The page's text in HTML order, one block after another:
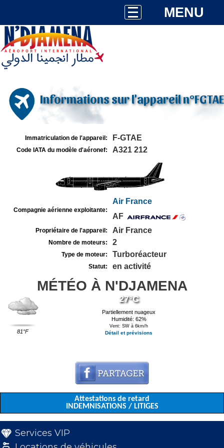
MENU
Informations sur l'appareil n°FGTAE
Immatriculation de l'appareil: F-GTAE
Code IATA du modèle d'aéronef: A321 212
Compagnie aérienne exploitante:
Air France
AF
Propriétaire de l'appareil: Air France
Nombre de moteurs: 2
Type de moteur: Turboréacteur
Statut: en activité
MÉTÉO À N'DJAMENA
81°F
27°C
Partiellement nuageux
Humidité: 62%
Vent: SW à 6km/h
Détail et prévisions
Attestations de retard
INDEMNISATIONS / LITIGES
Services VIP